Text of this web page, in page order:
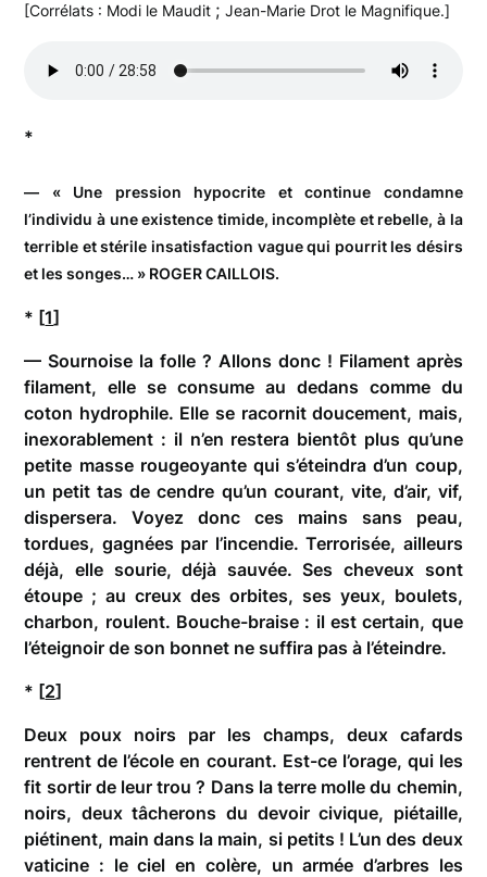
[Corrélats : Modi le Maudit ;Jean-Marie Drot le Magnifique.]
*
— « Une pression hypocrite et continue condamne
l’individu à une existence timide, incomplète et rebelle, à la
terrible et stérile insatisfaction vague qui pourrit les désirs
et les songes… » ROGER CAILLOIS.
* [1]
— Sournoise la folle ? Allons donc ! Filament après
filament, elle se consume au dedans comme du
coton hydrophile. Elle se racornit doucement, mais,
inexorablement : il n’en restera bientôt plus qu’une
petite masse rougeoyante qui s’éteindra d’un coup,
un petit tas de cendre qu’un courant, vite, d’air, vif,
dispersera. Voyez donc ces mains sans peau,
tordues, gagnées par l’incendie. Terrorisée, ailleurs
déjà, elle sourie, déjà sauvée. Ses cheveux sont
étoupe ; au creux des orbites, ses yeux, boulets,
charbon, roulent. Bouche-braise : il est certain, que
l’éteignoir de son bonnet ne suffira pas à l’éteindre.
* [2]
Deux poux noirs par les champs, deux cafards
rentrent de l’école en courant. Est-ce l’orage, qui les
fit sortir de leur trou ? Dans la terre molle du chemin,
noirs, deux tâcherons du devoir civique, piétaille,
piétinent, main dans la main, si petits ! L’un des deux
vaticine : le ciel en colère, un armée d’arbres les